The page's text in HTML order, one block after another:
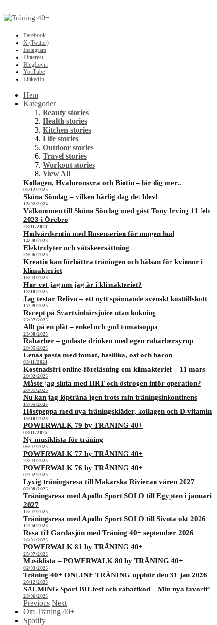
Facebook
X (Twitter)
Instagram
Pinterest
BlogLovin
YouTube
LinkedIn
Hem
Kategorier
Beauty stories
Health stories
Kitchen stories
Life stories
Outdoor stories
Travel stories
Workout stories
View All
Kollagen, Hyaluronsyra och Biotin – lär dig mer..
05/12/2025
Sköna Söndag – vilken härlig dag det blev!
15/02/2024
Välkommen till Sköna Söndag med gäst Tony Irving 11 feb
2023 i Örebro
28/11/2023
Hudvårdsrutin med Rosenserien för mogen hud
14/08/2023
Elektrolyter och vätskeersättning
29/06/2026
Kreatin kan förbättra träningen och hälsan för kvinnor i
klimakteriet
16/03/2026
Hur vet jag om jag är i klimakteriet?
18/10/2025
Jag testar Relivo – ett nytt spännande svenskt kosttillskott
17/09/2025
Recept på Svartvinbärsjuice utan kokning
22/07/2026
Allt på en plåt – enkel och god tomatsoppa
23/08/2025
Rabarber – godaste drinken med egen rabarbersyrup
29/05/2025
Lenas pasta med tomat, basilika, ost och bacon
03/11/2024
Kostnadsfri online-föreläsning om klimakteriet – 11 mars
20/02/2026
Måste jag sluta med HRT och östrogen inför operation?
28/01/2026
Nu kan jag löpträna igen trots min träningsinkontinens
18/05/2025
Höstpeppa med nya träningskläder, kollagen och D-vitamin
16/10/2023
POWERWALK 79 by TRÄNING 40+
08/11/2025
Ny musiklista för träning
06/07/2025
POWERWALK 77 by TRÄNING 40+
23/03/2025
POWERWALK 76 by TRÄNING 40+
02/02/2025
Lyxig träningsresa till Makarska Rivieran våren 2027
02/08/2026
Träningsresa med Apollo Sport SOLO till Egypten i januari
2027
15/07/2026
Träningsresa med Apollo Sport SOLO till Sivota okt 2026
12/04/2026
Resa till Gardasjön med Träning 40+ september 2026
28/01/2026
POWERWALK 81 by TRÄNING 40+
25/07/2026
Musiklista – POWERWALK 80 by TRÄNING 40+
02/03/2026
Träning 40+ ONLINE TRÄNING upphör den 31 jan 2026
20/12/2025
SALMING Sport BH-test och rabattkod – Min nya favorit!
23/06/2025
Previous Next
Om Träning 40+
Spotify